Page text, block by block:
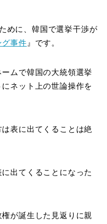
めに、韓国で選挙干渉が
グ事件 』です。
ムで韓国の大統領選挙
ネット上の世論操作を
表に出てくることは絶
出てくることになった
が誕生した見返りに親